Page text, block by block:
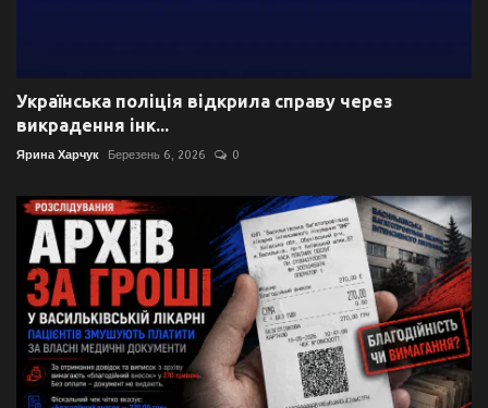
Українська поліція відкрила справу через
викрадення інк...
Ярина Харчук Березень 6, 2026 0